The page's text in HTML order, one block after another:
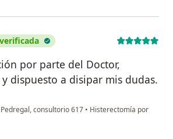
por parte del Doctor,
dispuesto a disipar mis dudas.
consultorio 617 • Histerectomía por
Zel